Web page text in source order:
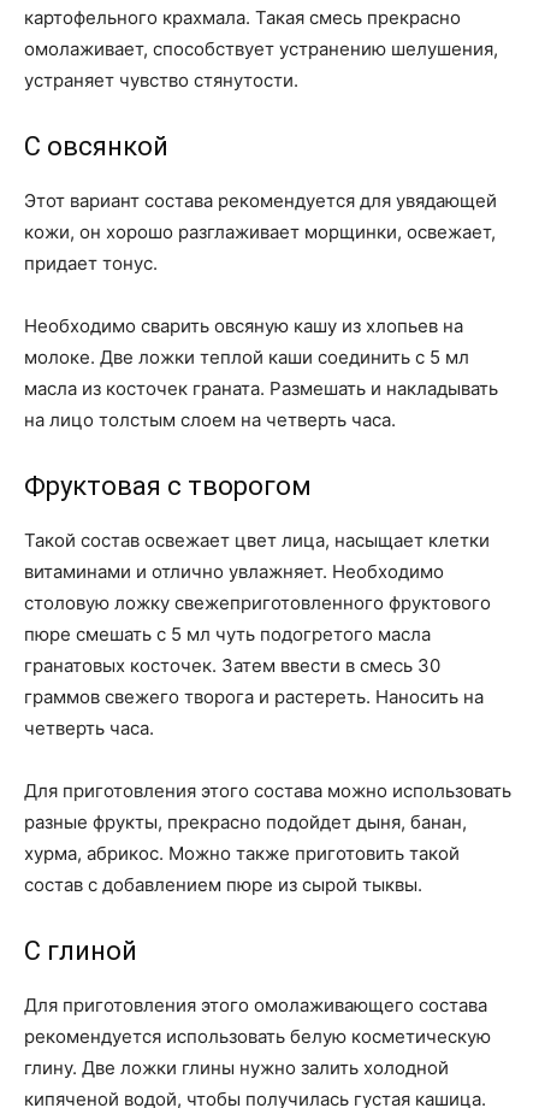
картофельного крахмала. Такая смесь прекрасно
омолаживает, способствует устранению шелушения,
устраняет чувство стянутости.
С овсянкой
Этот вариант состава рекомендуется для увядающей
кожи, он хорошо разглаживает морщинки, освежает,
придает тонус.
Необходимо сварить овсяную кашу из хлопьев на
молоке. Две ложки теплой каши соединить с 5 мл
масла из косточек граната. Размешать и накладывать
на лицо толстым слоем на четверть часа.
Фруктовая с творогом
Такой состав освежает цвет лица, насыщает клетки
витаминами и отлично увлажняет. Необходимо
столовую ложку свежеприготовленного фруктового
пюре смешать с 5 мл чуть подогретого масла
гранатовых косточек. Затем ввести в смесь 30
граммов свежего творога и растереть. Наносить на
четверть часа.
Для приготовления этого состава можно использовать
разные фрукты, прекрасно подойдет дыня, банан,
хурма, абрикос. Можно также приготовить такой
состав с добавлением пюре из сырой тыквы.
С глиной
Для приготовления этого омолаживающего состава
рекомендуется использовать белую косметическую
глину. Две ложки глины нужно залить холодной
кипяченой водой, чтобы получилась густая кашица.